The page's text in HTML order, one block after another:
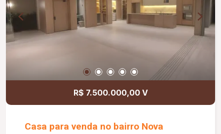
R$ 7.500.000,00 V
Casa para venda no bairro Nova